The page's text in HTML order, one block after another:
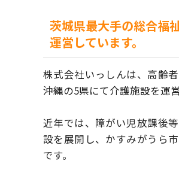
茨城県最大手の総合福
運営しています。
株式会社いっしんは、高齢
沖縄の5県にて介護施設を運
近年では、障がい児放課後
設を展開し、かすみがうら
です。